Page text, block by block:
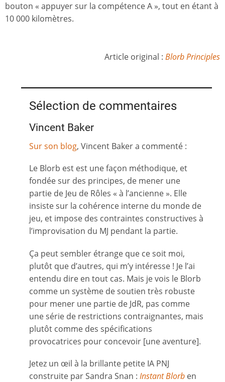
bouton « appuyer sur la compétence A », tout en étant à
10 000 kilomètres.
Article original : Blorb Principles
Sélection de commentaires
Vincent Baker
Sur son blog, Vincent Baker a commenté :
Le Blorb est est une façon méthodique, et
fondée sur des principes, de mener une
partie de Jeu de Rôles « à l’ancienne ». Elle
insiste sur la cohérence interne du monde de
jeu, et impose des contraintes constructives à
l’improvisation du MJ pendant la partie.
Ça peut sembler étrange que ce soit moi,
plutôt que d’autres, qui m’y intéresse ! Je l’ai
entendu dire en tout cas. Mais je vois le Blorb
comme un système de soutien très robuste
pour mener une partie de JdR, pas comme
une série de restrictions contraignantes, mais
plutôt comme des spécifications
provocatrices pour concevoir [une aventure].
Jetez un œil à la brillante petite IA PNJ
construite par Sandra Snan : Instant Blorb en